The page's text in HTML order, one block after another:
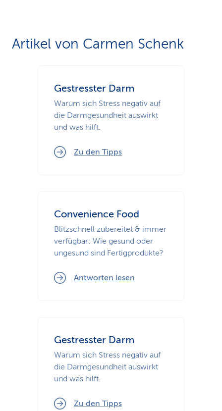
Artikel von Carmen Schenk
Gestresster Darm
Warum sich Stress negativ auf
die Darmgesundheit auswirkt
und was hilft.
Zu den Tipps
Convenience Food
Blitzschnell zubereitet & immer
verfügbar: Wie gesund oder
ungesund sind Fertigprodukte?
Antworten lesen
Gestresster Darm
Warum sich Stress negativ auf
die Darmgesundheit auswirkt
und was hilft.
Zu den Tipps